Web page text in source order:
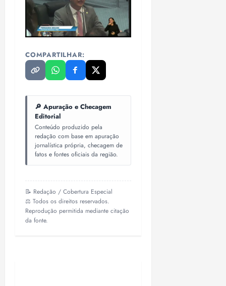
COMPARTILHAR:
🔎 Apuração e Checagem
Editorial
Conteúdo produzido pela
redação com base em apuração
jornalística própria, checagem de
fatos e fontes oficiais da região.
📝 Redação / Cobertura Especial
⚖️ Todos os direitos reservados.
Reprodução permitida mediante citação
da fonte.